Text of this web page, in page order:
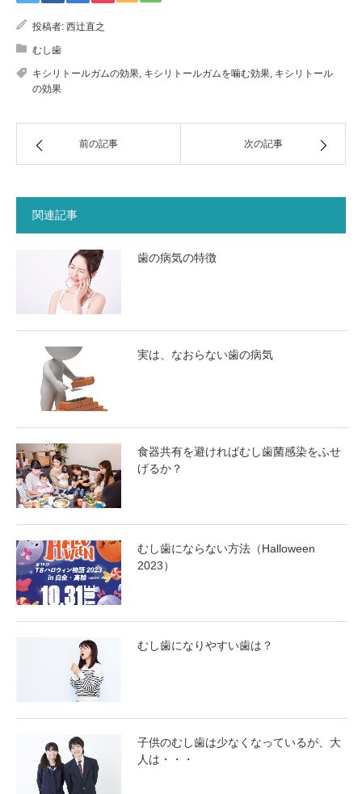
投稿者: 西辻直之
むし歯
キシリトールガムの効果, キシリトールガムを噛む効果, キシリトール
の効果
前の記事 次の記事
関連記事
歯の病気の特徴
実は、なおらない歯の病気
食器共有を避ければむし歯菌感染をふせ
げるか？
むし歯にならない方法（Halloween
2023）
むし歯になりやすい歯は？
子供のむし歯は少なくなっているが、大
人は・・・